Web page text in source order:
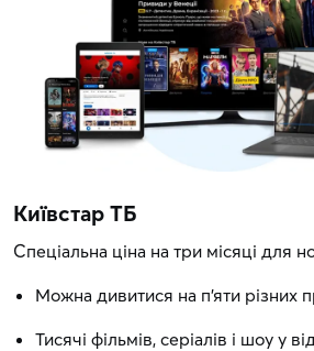
Київстар ТБ
Спеціальна ціна на три місяці для
Можна дивитися на п'яти різних
Тисячі фільмів, серіалів і шоу у